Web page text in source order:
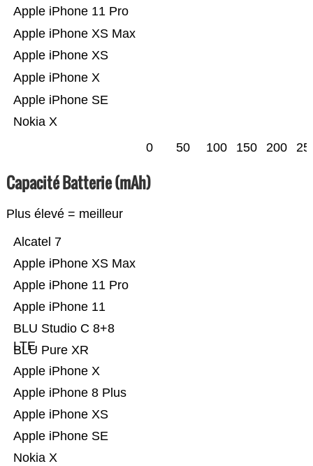
Nokia X
Apple iPhone SE
Apple iPhone X
Apple iPhone XS
Apple iPhone XS Max
Apple iPhone 11 Pro
0 50 100 150 200
Capacité Batterie (mAh)
Plus élevé = meilleur
Nokia X
Apple iPhone SE
Apple iPhone XS
Apple iPhone 8 Plus
Apple iPhone X
BLU Pure XR
BLU Studio C 8+8
LTE
Apple iPhone 11
Apple iPhone 11 Pro
Apple iPhone XS Max
Alcatel 7